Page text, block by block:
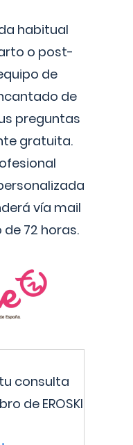
habitual
o post-
de
de
preguntas
gratuita.
vía mail
72 horas.
consulta
de EROSKI